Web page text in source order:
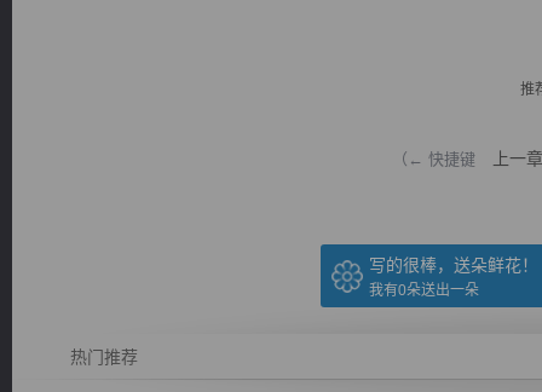
推
（← 快捷键 上一章
写的很棒，送朵鲜花！
我有0朵送出一朵
热门推荐